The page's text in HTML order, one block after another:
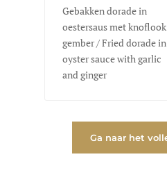
Gebakken dorade in
oestersaus met
gember / Fried dorade in
oyster sauce with garlic
and ginger
Ga naar het